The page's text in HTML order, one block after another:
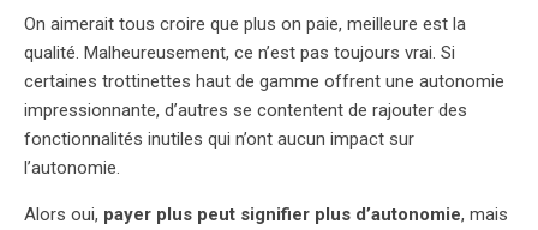
On aimerait tous croire que plus on paie, meilleure est la
qualité. Malheureusement, ce n’est pas toujours vrai. Si
certaines trottinettes haut de gamme offrent une autonomie
impressionnante, d’autres se contentent de rajouter des
fonctionnalités inutiles qui n’ont aucun impact sur
l’autonomie.
Alors oui, payer plus peut signifier plus d’autonomie, mais